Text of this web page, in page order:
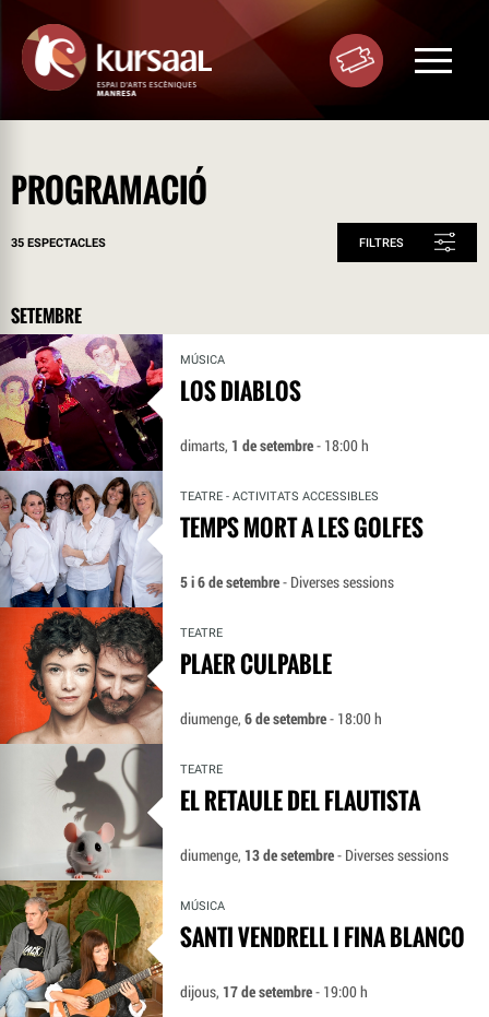
Toggle
PROGRAMACIÓ
35 ESPECTACLES FILTRES
SETEMBRE
MÚSICA
LOS DIABLOS
dimarts, 1 de setembre- 18:00 h
TEATRE - ACTIVITATS ACCESSIBLES
TEMPS MORT A LES GOLFES
5 i 6 de setembre- Diverses sessions
TEATRE
PLAER CULPABLE
diumenge,6 de setembre- 18:00 h
TEATRE
EL RETAULE DEL FLAUTISTA
diumenge, 13 de setembre- Diverses sessions
MÚSICA
SANTI VENDRELL I FINA BLANCO
dijous, 17 de setembre- 19:00 h